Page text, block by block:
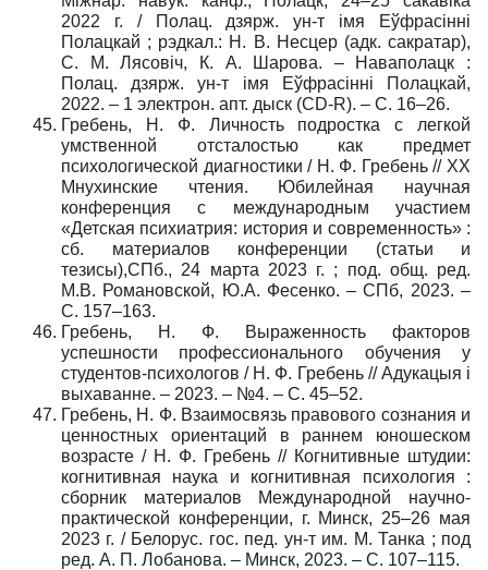
2022 г. / Полац. дзярж. ун-т імя Еўфрасінні
Полацкай ; рэдкал.: Н. В. Несцер (адк. сакратар),
С. М. Лясовіч, К. А. Шарова. – Наваполацк :
Полац. дзярж. ун-т імя Еўфрасінні Полацкай,
2022. – 1 электрон. апт. дыск (CD-R). – С. 16–26.
Гребень, Н. Ф. Личность подростка с легкой
умственной отсталостью как предмет
психологической диагностики / Н. Ф. Гребень // XX
Мнухинские чтения. Юбилейная научная
конференция с международным участием
«Детская психиатрия: история и современность» :
сб. материалов конференции (статьи и
тезисы),СПб., 24 марта 2023 г. ; под. общ. ред.
М.В. Романовской, Ю.А. Фесенко. – СПб, 2023. –
С. 157–163.
Гребень, Н. Ф. Выраженность факторов
успешности профессионального обучения у
студентов-психологов / Н. Ф. Гребень // Адукацыя і
выхаванне. – 2023. – №4. – С. 45–52.
Гребень, Н. Ф. Взаимосвязь правового сознания и
ценностных ориентаций в раннем юношеском
возрасте / Н. Ф. Гребень // Когнитивные штудии:
когнитивная наука и когнитивная психология :
сборник материалов Международной научно-
практической конференции, г. Минск, 25–26 мая
2023 г. / Белорус. гос. пед. ун-т им. М. Танка ; под
ред. А. П. Лобанова. – Минск, 2023. – С. 107–115.